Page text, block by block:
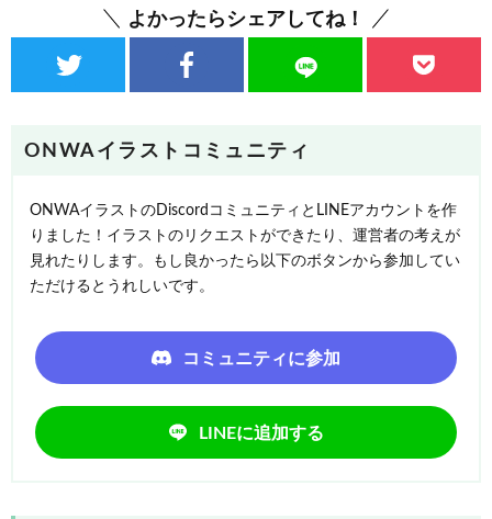
よかったらシェアしてね！
ONWAイラストコミュニティ
ONWAイラストのDiscordコミュニティとLINEアカウントを作
りました！イラストのリクエストができたり、運営者の考えが
見れたりします。もし良かったら以下のボタンから参加してい
ただけるとうれしいです。
コミュニティに参加
LINEに追加する